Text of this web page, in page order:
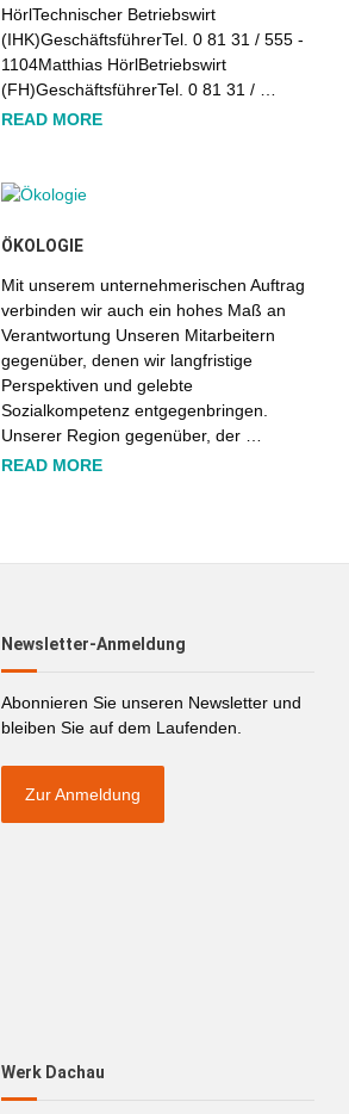
HörlTechnischer Betriebswirt
(IHK)GeschäftsführerTel. 0 81 31 / 555 -
1104Matthias HörlBetriebswirt
(FH)GeschäftsführerTel. 0 81 31 / …
READ MORE
ÖKOLOGIE
Mit unserem unternehmerischen Auftrag
verbinden wir auch ein hohes Maß an
Verantwortung Unseren Mitarbeitern
gegenüber, denen wir langfristige
Perspektiven und gelebte
Sozialkompetenz entgegenbringen.
Unserer Region gegenüber, der …
READ MORE
Newsletter-Anmeldung
Abonnieren Sie unseren Newsletter und
bleiben Sie auf dem Laufenden.
Zur Anmeldung
Werk Dachau